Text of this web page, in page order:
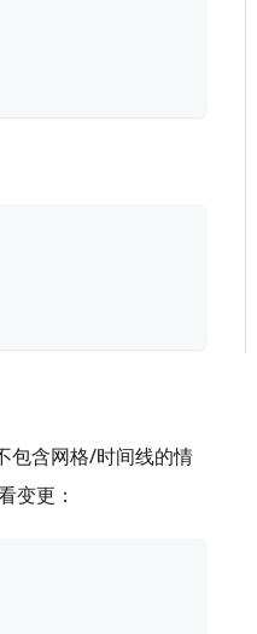
包含网格/时间线的情
变更：